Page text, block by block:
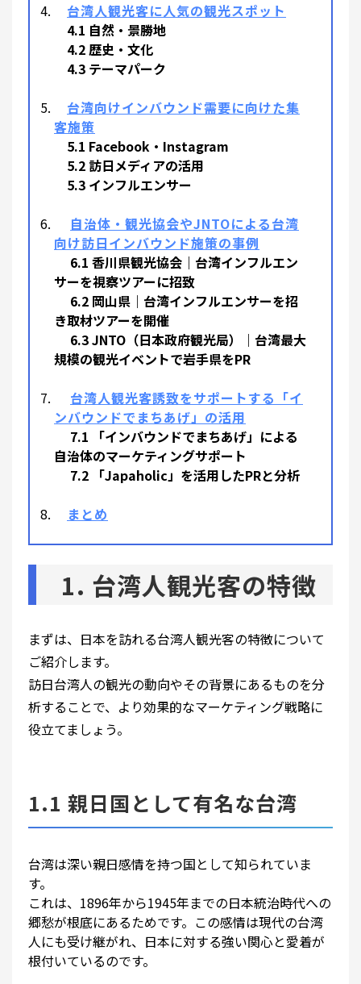
台湾人観光客に人気の観光スポット
4.1 自然・景勝地
4.2 歴史・文化
4.3 テーマパーク
台湾向けインバウンド需要に向けた集
客施策
5.1 Facebook・Instagram
5.2 訪日メディアの活用
5.3 インフルエンサー
自治体・観光協会やJNTOによる台湾
向け訪日インバウンド施策の事例
6.1 香川県観光協会｜台湾インフルエン
サーを視察ツアーに招致
6.2 岡山県｜台湾インフルエンサーを招
き取材ツアーを開催
6.3 JNTO（日本政府観光局）｜台湾最大
規模の観光イベントで岩手県をPR
台湾人観光客誘致をサポートする「イ
ンバウンドでまちあげ」の活用
7.1 「インバウンドでまちあげ」による
自治体のマーケティングサポート
7.2 「Japaholic」を活用したPRと分析
まとめ
1. 台湾人観光客の特徴
まずは、日本を訪れる台湾人観光客の特徴について
ご紹介します。
訪日台湾人の観光の動向やその背景にあるものを分
析することで、より効果的なマーケティング戦略に
役立てましょう。
1.1 親日国として有名な台湾
台湾は深い親日感情を持つ国として知られていま
す。
これは、1896年から1945年までの日本統治時代への
郷愁が根底にあるためです。この感情は現代の台湾
人にも受け継がれ、日本に対する強い関心と愛着が
根付いているのです。